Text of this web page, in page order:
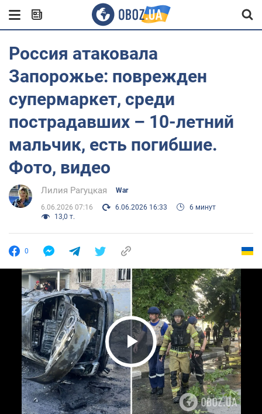
Россия атаковала
Запорожье: поврежден
супермаркет, среди
пострадавших – 10-летний
мальчик, есть погибшие.
Фото, видео
Лилия Рагуцкая War
6.06.2026 07:16 6.06.2026 16:33
6 минут
13,0 т.
0
Play Video